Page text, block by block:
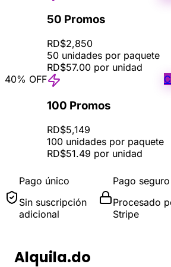
50 Promos
RD$2,850
50 unidades por paquete
RD$57.00 por unidad
40% OFF
100 Promos
RD$5,149
100 unidades por paquete
RD$51.49 por unidad
Pago único
Sin suscripción
adicional
Pago seguro
Procesado
Stripe
Alquila.do